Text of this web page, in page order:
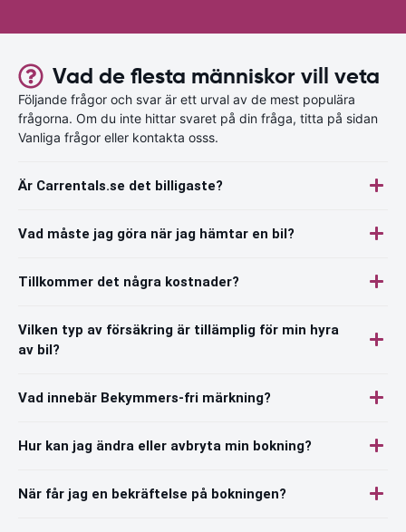
Vad de flesta människor vill veta
Följande frågor och svar är ett urval av de mest populära
frågorna. Om du inte hittar svaret på din fråga, titta på sidan
Vanliga frågor eller kontakta osss.
Är Carrentals.se det billigaste?
Vad måste jag göra när jag hämtar en bil?
Tillkommer det några kostnader?
Vilken typ av försäkring är tillämplig för min hyra
av bil?
Vad innebär Bekymmers-fri märkning?
Hur kan jag ändra eller avbryta min bokning?
När får jag en bekräftelse på bokningen?